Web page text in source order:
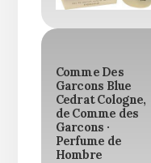
Comme Des
Garcons Blue
Cedrat Cologne,
de Comme des
Garcons ·
Perfume de
Hombre